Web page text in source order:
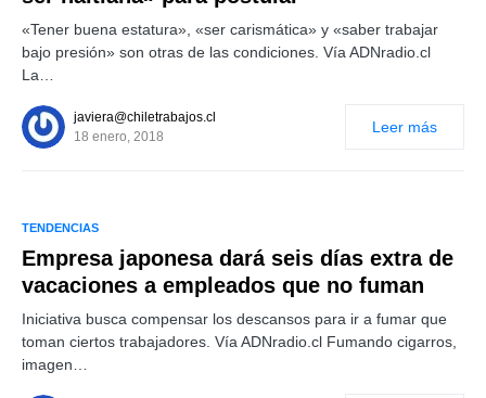
«Tener buena estatura», «ser carismática» y «saber trabajar
bajo presión» son otras de las condiciones. Vía ADNradio.cl
La…
javiera@chiletrabajos.cl
18 enero, 2018
Leer más
TENDENCIAS
Empresa japonesa dará seis días extra de
vacaciones a empleados que no fuman
Iniciativa busca compensar los descansos para ir a fumar que
toman ciertos trabajadores. Vía ADNradio.cl Fumando cigarros,
imagen…